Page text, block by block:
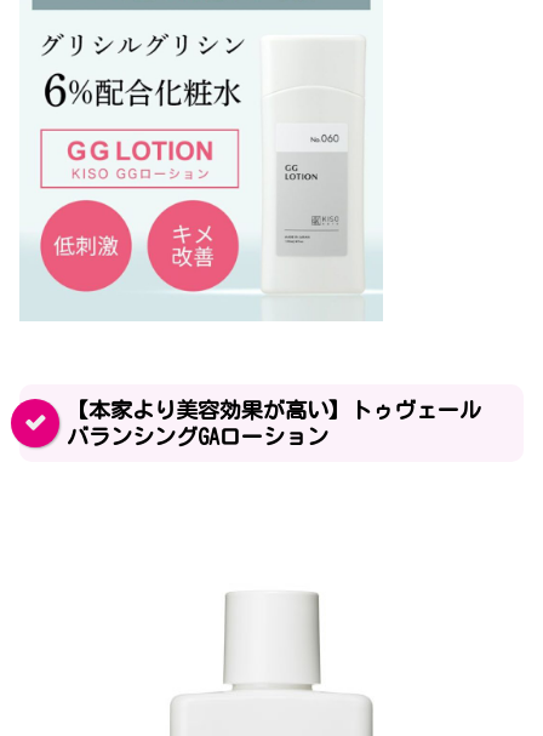
【本家より美容効果が高い】トゥヴェール
バランシングGAローション